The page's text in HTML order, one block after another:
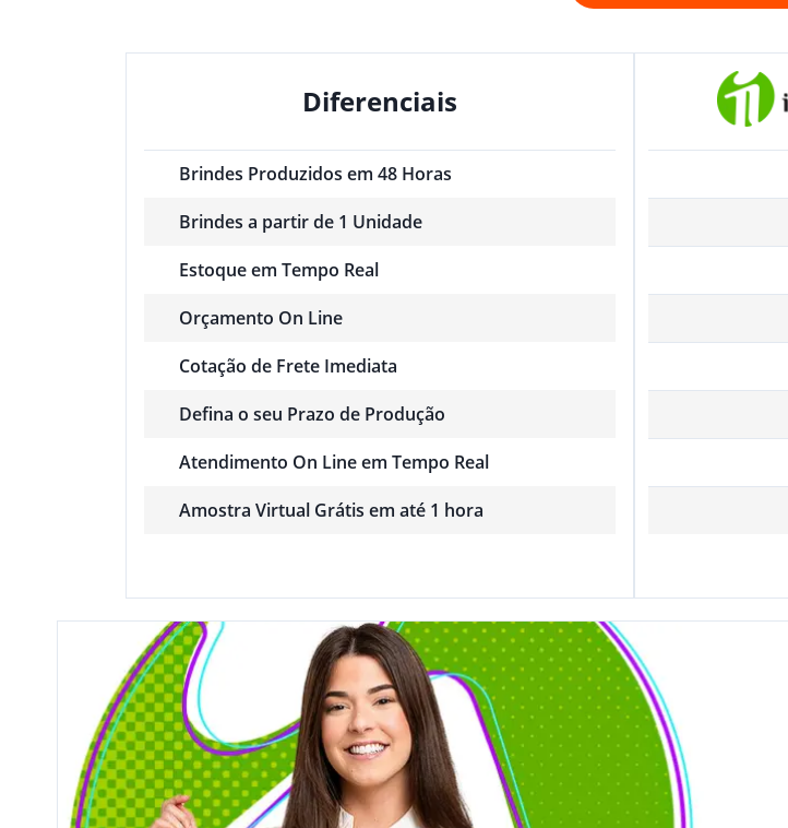
Diferenciais
Brindes Produzidos em 48 Horas
Brindes a partir de 1 Unidade
Estoque em Tempo Real
Orçamento On Line
Cotação de Frete Imediata
Defina o seu Prazo de Produção
Atendimento On Line em Tempo Real
Amostra Virtual Grátis em até 1 hora